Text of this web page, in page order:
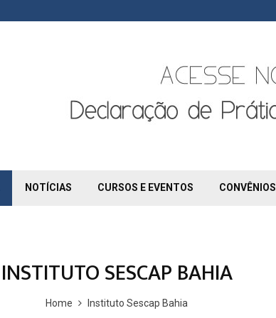
NOTÍCIAS CURSOS E EVENTOS CONVÊNIOS
INSTITUTO SESCAP BAHIA
Home Instituto Sescap Bahia